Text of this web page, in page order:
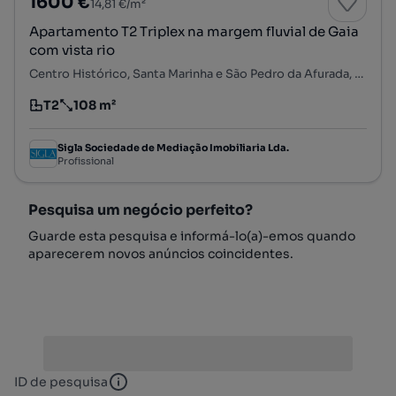
14,81 €/m²
Apartamento T2 Triplex na margem fluvial de Gaia
com vista rio
Centro Histórico, Santa Marinha e São Pedro da Afurada, Vila Nova de Gaia, Porto
Tipologia
T2
Preço por metro quadrado
108 m²
Sigla Sociedade de Mediação Imobiliaria Lda.
Profissional
Pesquisa um negócio perfeito?
Guarde esta pesquisa e informá-lo(a)-emos quando
aparecerem novos anúncios coincidentes.
ID de pesquisa ID de pesquisa